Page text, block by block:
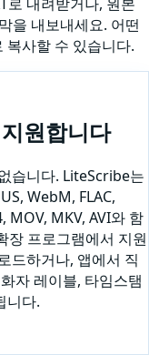
을 내보내세요. 어떤
복사할 수 있습니다.
원합니다
습니다. LiteScribe는
WebM, FLAC,
MOV, MKV, AVI와 함
장 프로그램에서 지원
드하거나, 앱에서 직
자 레이블, 타임스탬
니다.